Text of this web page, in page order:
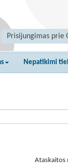
Prisijungimas prie
Nepatikimi
Ataskaitos